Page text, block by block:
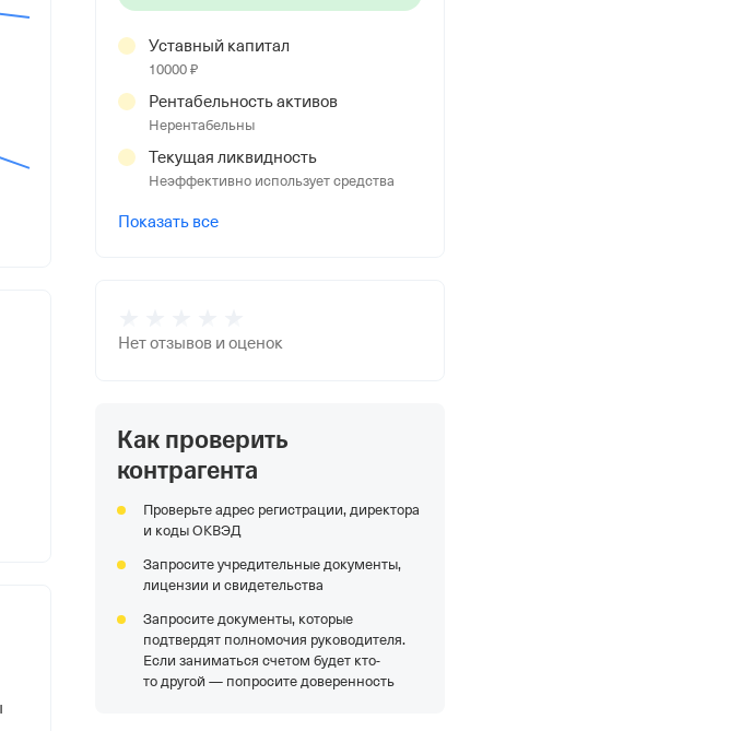
Уставный капитал
10000 ₽
Рентабельность активов
Нерентабельны
Текущая ликвидность
Неэффективно использует средства
Показать все
Нет отзывов и оценок
Как проверить
контрагента
Проверьте адрес регистрации, директора
и коды ОКВЭД
Запросите учредительные документы,
лицензии и свидетельства
Запросите документы, которые
подтвердят полномочия руководителя.
Если заниматься счетом будет кто-
то другой — попросите доверенность